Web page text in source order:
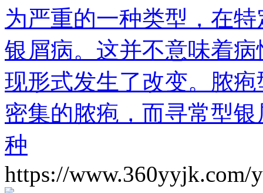
为严重的一种类型，在
银屑病。这并不意味着
现形式发生了改变。脓
密集的脓疱，而寻常型
种
https://www.360yyjk.com/